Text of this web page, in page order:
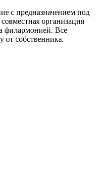
с предназначением под
организация
филармонией. Все
от собственника.